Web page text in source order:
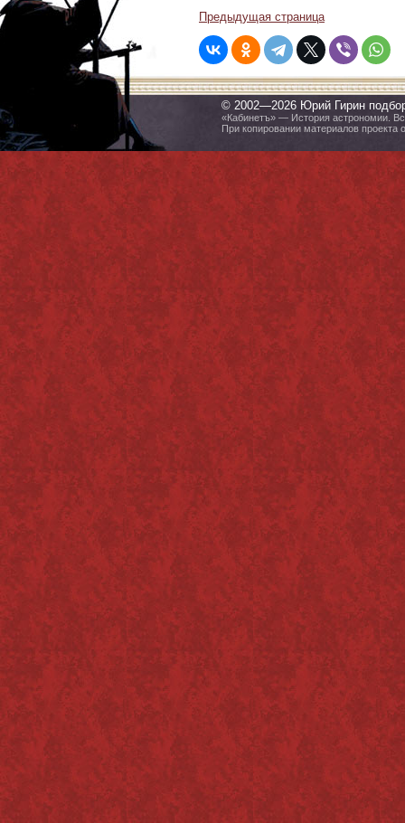
Предыдущая страница
© 2002—2026 Юрий Гирин
«Кабинетъ» — История астрономии.
При копировании материалов проекта